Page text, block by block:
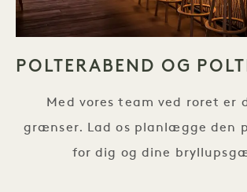
POLTERABEND OG
Med vores team ved roret er
grænser. Lad os planlægge den
for dig og dine